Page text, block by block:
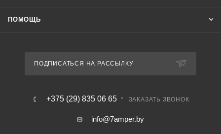
ПОМОЩЬ
ПОДПИСАТЬСЯ НА РАССЫЛКУ
+375 (29) 835 06 65 ЗАКАЗАТЬ ЗВОНОК
info@7amper.by